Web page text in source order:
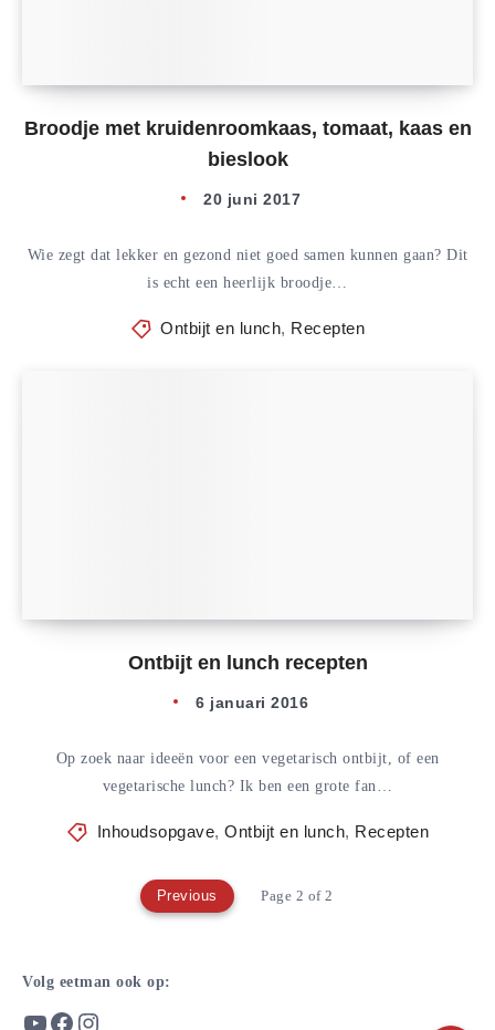
Broodje met kruidenroomkaas, tomaat, kaas en
bieslook
20 juni 2017
Wie zegt dat lekker en gezond niet goed samen kunnen gaan? Dit
is echt een heerlijk broodje…
Ontbijt en lunch, Recepten
Ontbijt en lunch recepten
6 januari 2016
Op zoek naar ideeën voor een vegetarisch ontbijt, of een
vegetarische lunch? Ik ben een grote fan…
Inhoudsopgave, Ontbijt en lunch, Recepten
Previous Page 2 of 2
Volg eetman ook op:
YouTube
Facebook
Instagram